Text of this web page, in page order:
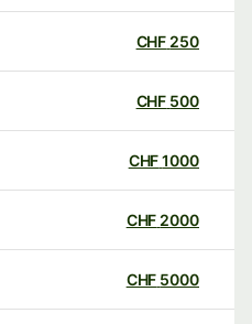
250
CHF
500
CHF
1000
CHF
2000
CHF
5000
CHF